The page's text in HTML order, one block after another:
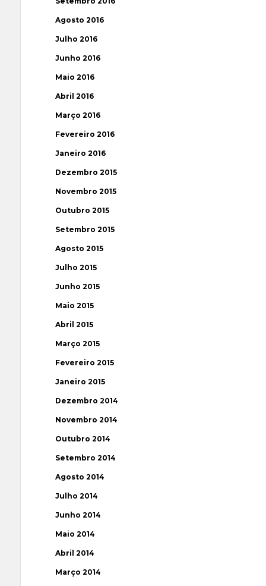
Agosto 2016
Julho 2016
Junho 2016
Maio 2016
Abril 2016
Março 2016
Fevereiro 2016
Janeiro 2016
Dezembro 2015
Novembro 2015
Outubro 2015
Setembro 2015
Agosto 2015
Julho 2015
Junho 2015
Maio 2015
Abril 2015
Março 2015
Fevereiro 2015
Janeiro 2015
Dezembro 2014
Novembro 2014
Outubro 2014
Setembro 2014
Agosto 2014
Julho 2014
Junho 2014
Maio 2014
Abril 2014
Março 2014